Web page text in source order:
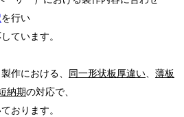
を行い
ています。
作における、 同一形状板厚違い、 薄板
納期の対応で、
おります。